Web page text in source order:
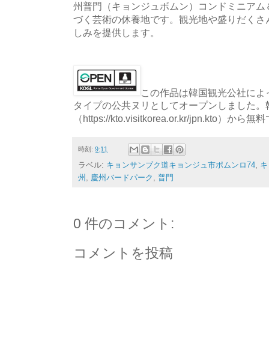
州普門（キョンジュボムン）コンドミニア
づく芸術の休養地です。観光地や盛りだく
しみを提供します。
この作品は韓国観光公社に
タイプの公共ヌリとしてオープンしました。
（https://kto.visitkorea.or.kr/jpn.kto）から無
時刻: 9:11
ラベル: キョンサンブク道キョンジュ市ポムンロ74
州
慶州バードパーク 普門
0 件のコメント:
コメントを投稿